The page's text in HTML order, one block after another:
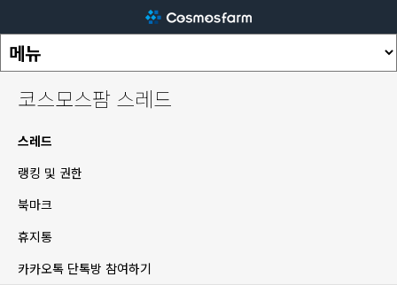
코스모스팜 스레드
스레드
랭킹 및 권한
북마크
휴지통
카카오톡 단톡방 참여하기